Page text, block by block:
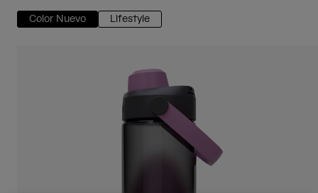
Mochilas Hidratación
Senderismo
Viajar y estilo de vida
Adiós a los desechables
Color Nuevo Lifestyle